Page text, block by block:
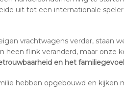
uit tot een internationale
vrachtwagens verder, staan
heen flink veranderd, maar onze
en het familiegevoel
hebben opgebouwd en kijken